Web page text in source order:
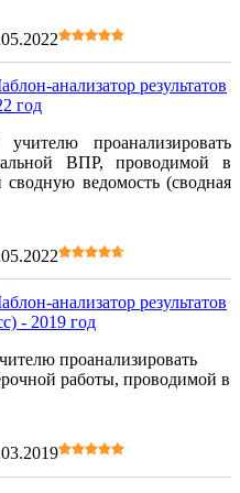
анализатор результатов
год
проанализировать
ВПР, проводимой в
ведомость (сводная
анализатор результатов
- 2019 год
проанализировать
работы, проводимой в